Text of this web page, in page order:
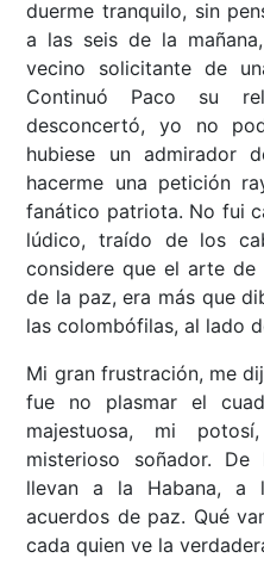
duerme tranquilo, sin
a las seis de la
vecino solicitante de
Continuó Paco su
desconcertó, yo no
hubiese un admirador
hacerme una petición
fanático patriota. No fui
lúdico, traído de los
considere que el arte
de la paz, era más que
las colombófilas, al lado
Mi gran frustración, me
fue no plasmar el
majestuosa, mi
misterioso soñador.
llevan a la Habana, a
acuerdos de paz. Qué
cada quien ve la